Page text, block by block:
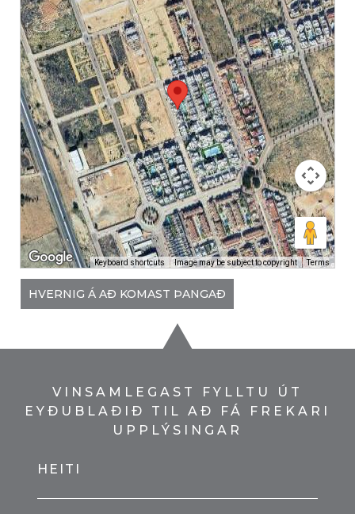
Keyboard shortcuts Image may be subject to copyright Terms
HVERNIG Á AÐ KOMAST ÞANGAÐ
VINSAMLEGAST FYLLTU ÚT
EYÐUBLAÐIÐ TIL AÐ FÁ FREKARI
UPPLÝSINGAR
HEITI